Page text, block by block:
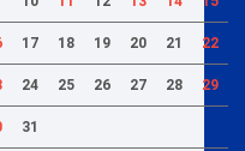
17 18 19 20 21 22
24 25 26 27 28 29
31